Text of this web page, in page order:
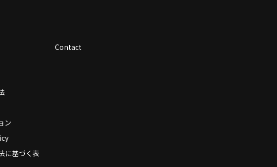
ン
に基づく表
Contact